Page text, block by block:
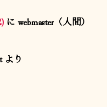
に webmaster（人間）
より